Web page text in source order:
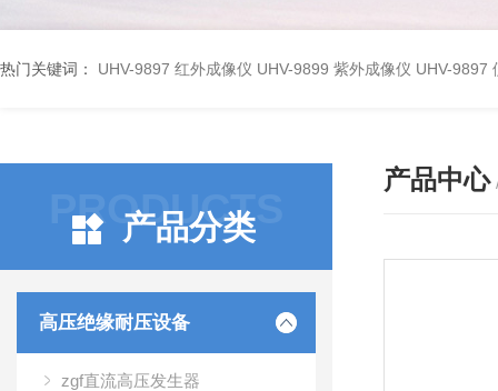
热门关键词： UHV-9897 红外成像仪 UHV-9899 紫外成像仪 UHV-9897
PRODUCTS
产品分类
高压绝缘耐压设备
zgf直流高压发生器
产品中心